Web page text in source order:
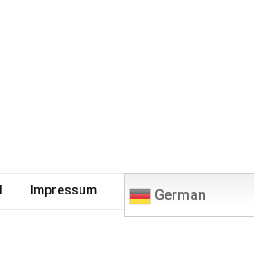
Impressum German